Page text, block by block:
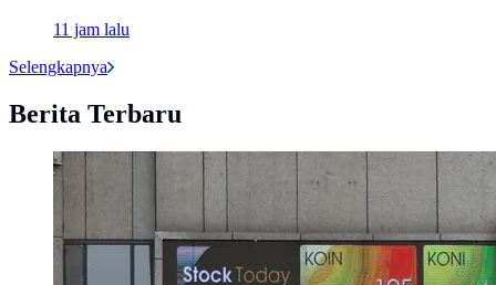
11 jam lalu
Selengkapnya
Berita Terbaru